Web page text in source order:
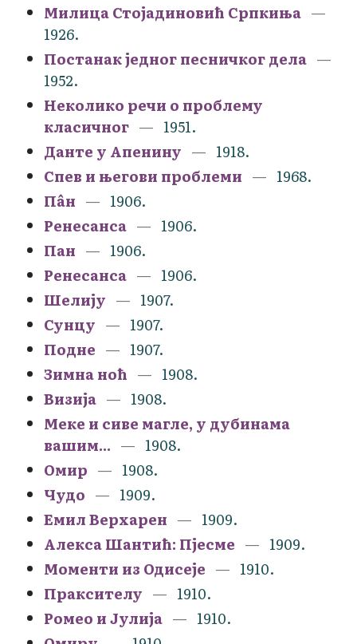
Милица Стојадиновић Српкиња
1926.
Постанак једног песничког дела
1952.
Неколико речи о проблему
класичног
1951.
Данте у Апенину
1918.
Спев и његови проблеми
1968.
Пâн
1906.
Ренесанса
1906.
Пан
1906.
Ренесанса
1906.
Шелију
1907.
Сунцу
1907.
Подне
1907.
Зимна ноћ
1908.
Визија
1908.
Меке и сиве магле, у дубинама
вашим...
1908.
Омир
1908.
Чудо
1909.
Емил Верхарен
1909.
Алекса Шантић: Пјесме
1909.
Моменти из Одисеје
1910.
Праксителу
1910.
Ромео и Јулија
1910.